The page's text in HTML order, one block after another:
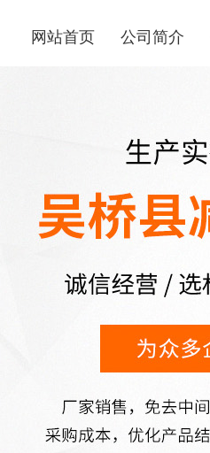
网站首页 公司简介